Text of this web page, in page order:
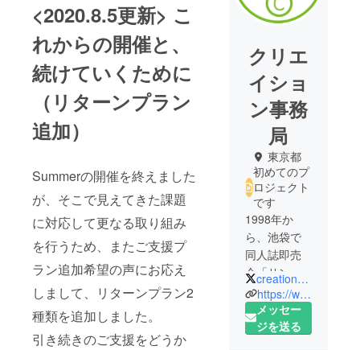
<2020.8.5更新> こ
れからの開催と、
続けていくために
（リターンプラン
追加）
Summerの開催を終えました
が、そこで見えてきた課題
に対応して更なる取り組み
を行うため、またご支援プ
ラン追加希望の声にお応え
しまして、リターンプラン2
種類を追加しました。
引き続きのご支援をどうか
クリエ
イショ
ン事務
局
東京都
初めてのプ
ロジェクト
です
1998年か
ら、池袋で
同人誌即売
会「サン
シャインク
リエイショ
ン」を開催
creation_office
https://www.creation.gr.jp/
メッセー
ジを送る